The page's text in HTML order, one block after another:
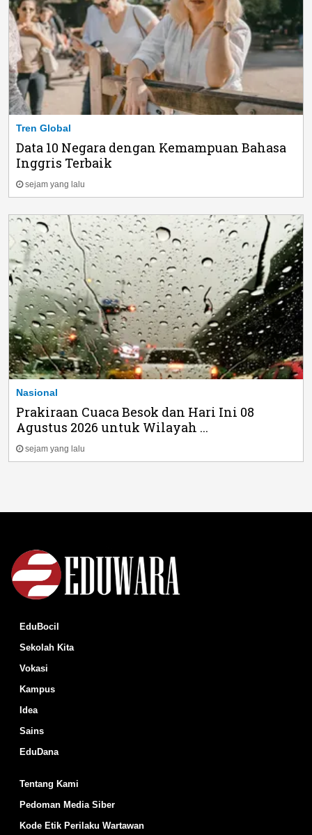
Tren Global
Data 10 Negara dengan Kemampuan Bahasa
Inggris Terbaik
sejam yang lalu
Nasional
Prakiraan Cuaca Besok dan Hari Ini 08
Agustus 2026 untuk Wilayah ...
sejam yang lalu
EduBocil
Sekolah Kita
Vokasi
Kampus
Idea
Sains
EduDana
Tentang Kami
Pedoman Media Siber
Kode Etik Perilaku Wartawan